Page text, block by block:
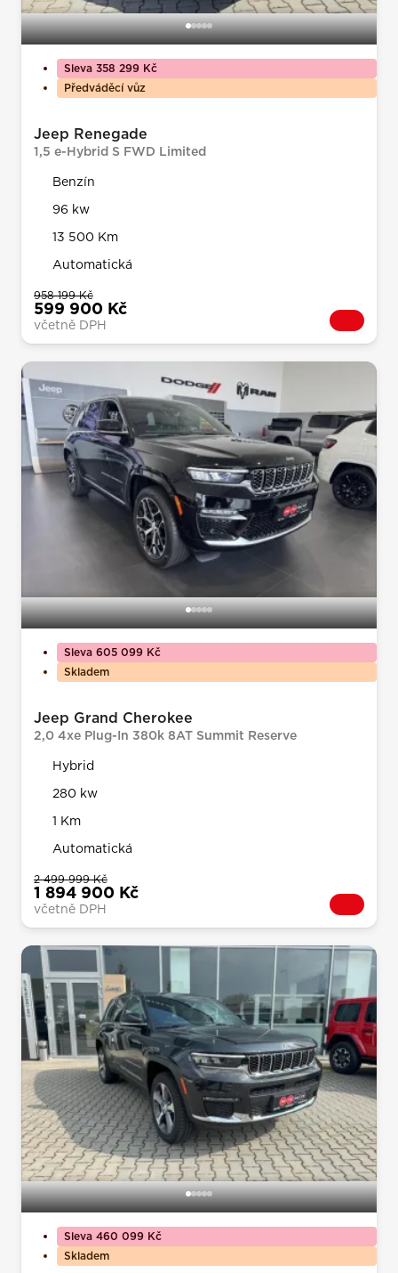
Sleva 358 299 Kč
Předváděcí vůz
Jeep Renegade
1,5 e-Hybrid S FWD Limited
Benzín
96 kw
13 500 Km
Automatická
958 199 Kč
599 900 Kč
včetně DPH
Sleva 605 099 Kč
Skladem
Jeep Grand Cherokee
2,0 4xe Plug-In 380k 8AT Summit Reserve
Hybrid
280 kw
1 Km
Automatická
2 499 999 Kč
1 894 900 Kč
včetně DPH
Sleva 460 099 Kč
Skladem